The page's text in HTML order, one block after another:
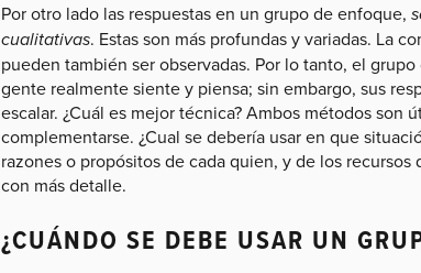
Por otro lado las respuestas en un grupo de enfoque,
cualitativas. Estas son más profundas y variadas. La
pueden también ser observadas. Por lo tanto, el
gente realmente siente y piensa; sin embargo, sus
escalar. ¿Cuál es mejor técnica? Ambos métodos son
complementarse. ¿Cual se debería usar en que
razones o propósitos de cada quien, y de los
con más detalle.
¿CUÁNDO SE DEBE USAR UN